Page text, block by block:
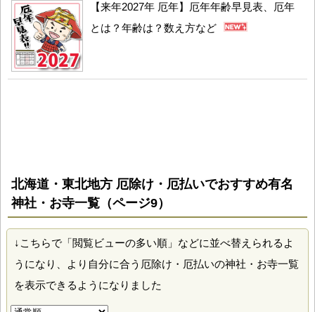
【来年2027年 厄年】厄年年齢早見表、厄年
とは？年齢は？数え方など
北海道・東北地方 厄除け・厄払いでおすすめ有名
神社・お寺一覧（ページ9）
↓こちらで「閲覧ビューの多い順」などに並べ替えられるよ
うになり、より自分に合う厄除け・厄払いの神社・お寺一覧
を表示できるようになりました